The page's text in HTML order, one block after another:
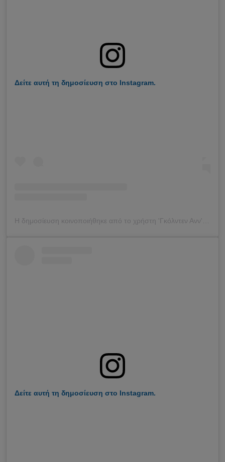
Δείτε αυτή τη δημοσίευση στο Instagram.
Η δημοσίευση κοινοποιήθηκε από το χρήστη 'Γκόλντεν Ανν' (@goldenan_)
Δείτε αυτή τη δημοσίευση στο Instagram.